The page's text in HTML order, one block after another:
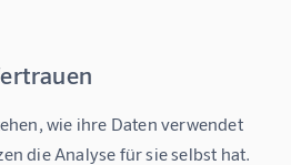
wie ihre Daten verwendet
die Analyse für sie selbst hat.